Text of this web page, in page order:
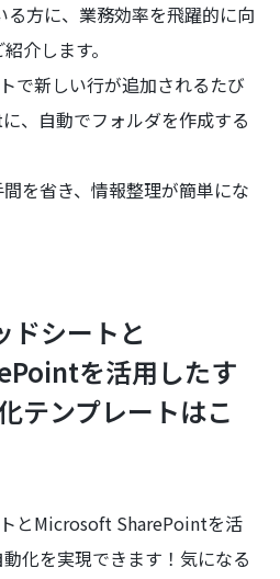
方に、業務効率を飛躍的に向
介します。
で新しい行が追加されるたび
、自動でフォルダを作成する
を省き、情報整理が簡単にな
ドシートと
を活用したす
テンプレートはこ
とMicrosoft SharePointを活
化を実現できます！気になる